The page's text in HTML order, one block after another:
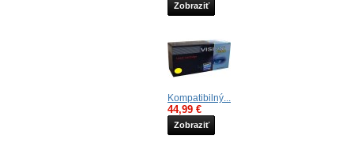
Zobraziť
Kompatibilný...
44,99 €
Zobraziť